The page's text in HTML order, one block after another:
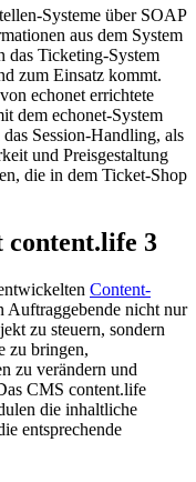
Systeme über SOAP
aus dem System
das Ticketing-System
zum Einsatz kommt.
echonet errichtete
dem echonet-System
Session-Handling, als
und Preisgestaltung
die in dem Ticket-Shop
content.life 3
Content-
Auftraggebende nicht nur
zu steuern, sondern
zu bringen,
zu verändern und
CMS content.life
die inhaltliche
entsprechende